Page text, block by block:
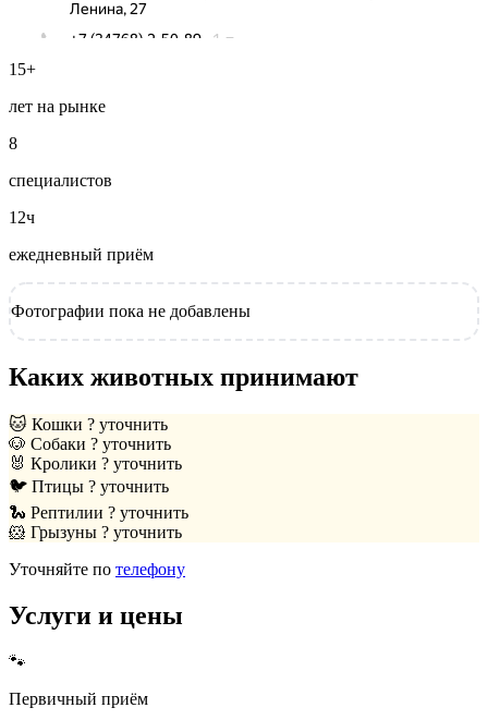
15+
лет на рынке
8
специалистов
12ч
ежедневный приём
Фотографии пока не добавлены
Каких животных принимают
🐱 Кошки ? уточнить
🐶 Собаки ? уточнить
🐰 Кролики ? уточнить
🐦 Птицы ? уточнить
🐍 Рептилии ? уточнить
🐹 Грызуны ? уточнить
Уточняйте по телефону
Услуги и цены
🐾
Первичный приём